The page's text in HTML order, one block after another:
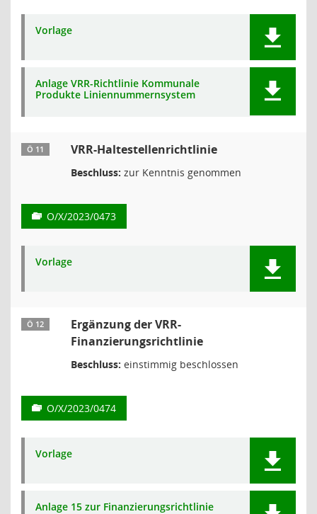
Vorlage
Anlage VRR-Richtlinie Kommunale
Produkte Liniennummernsystem
Ö 11 VRR-Haltestellenrichtlinie
Beschluss: zur Kenntnis genommen
O/X/2023/0473
Vorlage
Ö 12
Ergänzung der VRR-
Finanzierungsrichtlinie
Beschluss: einstimmig beschlossen
O/X/2023/0474
Vorlage
Anlage 15 zur Finanzierungsrichtlinie